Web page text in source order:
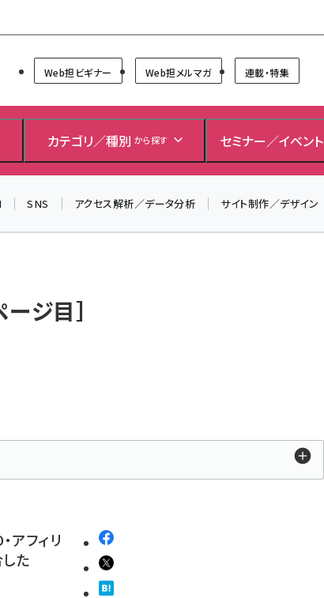
者Forum
Web担ビギナー Web担メルマガ 連載・特集
カテゴリ／種別 から探す セミナー／イベント
SNS アクセス解析／データ分析 サイト制作／デザイン
ジ目］
アフィリ
た
＼ 8月27日開催、申し込み受付中！ ／
2026」開催！
▼申し込みはこちらから▼